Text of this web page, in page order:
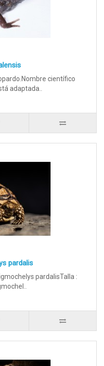
científico
adaptada..
pardalis
pardalisTalla :